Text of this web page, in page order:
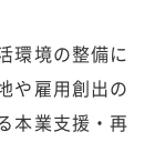
環境の整備に
や雇用創出の
本業支援・再